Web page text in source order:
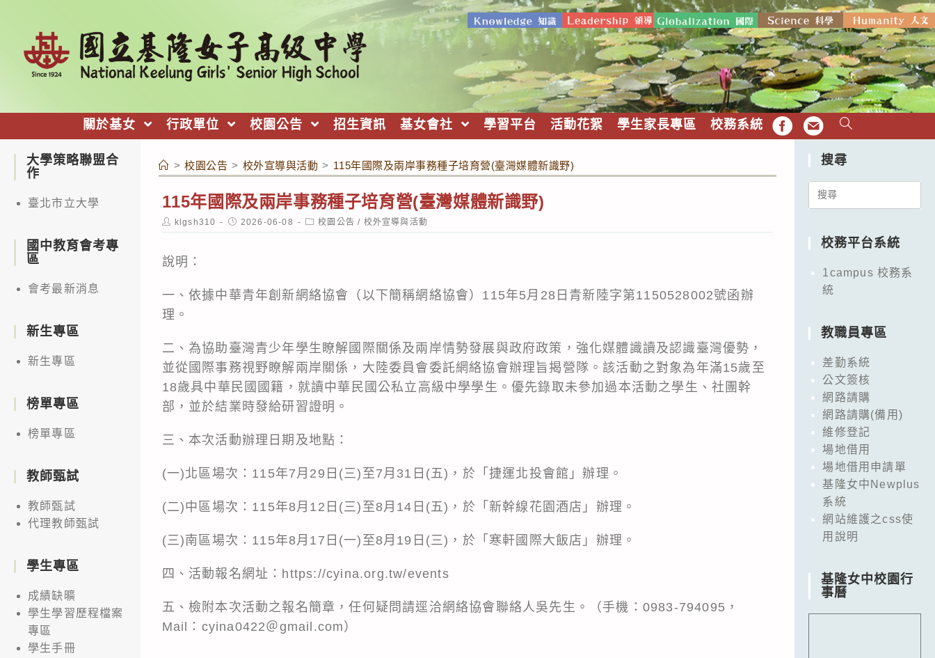
關於基女 行政單位 校園公告 招生資訊 基女會社 學習平台 活動花絮 學生家長專區 校務系統 FB EMAIL
> 校園公告 > 校外宣導與活動 > 115年國際及兩岸事務種子培育營(臺灣媒體新識野)
115年國際及兩岸事務種子培育營(臺灣媒體新識野)
Post
author:
klgsh310
Post
published:
2026-06-08
Post
category:
校園公告 / 校外宣導與活動
說明：
一、依據中華青年創新網絡協會（以下簡稱網絡協會）115年5月28日青新陸字第1150528002號函辦
理。
二、為協助臺灣青少年學生瞭解國際關係及兩岸情勢發展與政府政策，強化媒體識讀及認識臺灣優勢，
並從國際事務視野瞭解兩岸關係，大陸委員會委託網絡協會辦理旨揭營隊。該活動之對象為年滿15歲至
18歲具中華民國國籍，就讀中華民國公私立高級中學學生。優先錄取未參加過本活動之學生、社團幹
部，並於結業時發給研習證明。
三、本次活動辦理日期及地點：
(一)北區場次：115年7月29日(三)至7月31日(五)，於「捷運北投會館」辦理。
(二)中區場次：115年8月12日(三)至8月14日(五)，於「新幹線花園酒店」辦理。
(三)南區場次：115年8月17日(一)至8月19日(三)，於「寒軒國際大飯店」辦理。
四、活動報名網址： https://cyina.org.tw/events
五、檢附本次活動之報名簡章，任何疑問請逕洽網絡協會聯絡人吳先生。（手機：0983-794095，
Mail：cyina0422＠gmail.com）
大學策略聯盟合
作
臺北市立大學
國中教育會考專
區
會考最新消息
新生專區
新生專區
榜單專區
榜單專區
教師甄試
教師甄試
代理教師甄試
學生專區
成績缺曠
學生學習歷程檔案
專區
學生手冊
搜尋
Search
校務平台系統
1campus 校務系
統
教職員專區
差勤系統
公文簽核
網路請購
網路請購(備用)
維修登記
場地借用
場地借用申請單
基隆女中Newplus
系統
網站維護之css使
用說明
基隆女中校園行
事曆